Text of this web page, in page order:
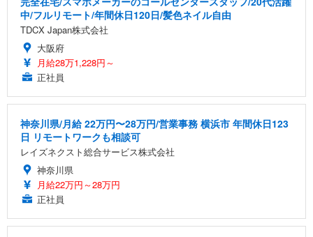
中/フルリモート/年間休日120日/髪色ネイル自由
TDCX Japan株式会社
大阪府
月給28万1,228円～
正社員
神奈川県/月給 22万円〜28万円/営業事務 横浜市 年間休日123
日 リモートワークも相談可
レイズネクスト総合サービス株式会社
神奈川県
月給22万円～28万円
正社員